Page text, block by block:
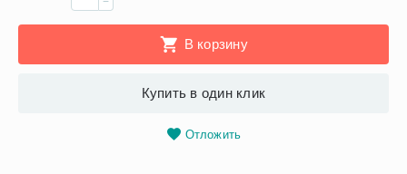
В корзину
Купить в один клик
Отложить